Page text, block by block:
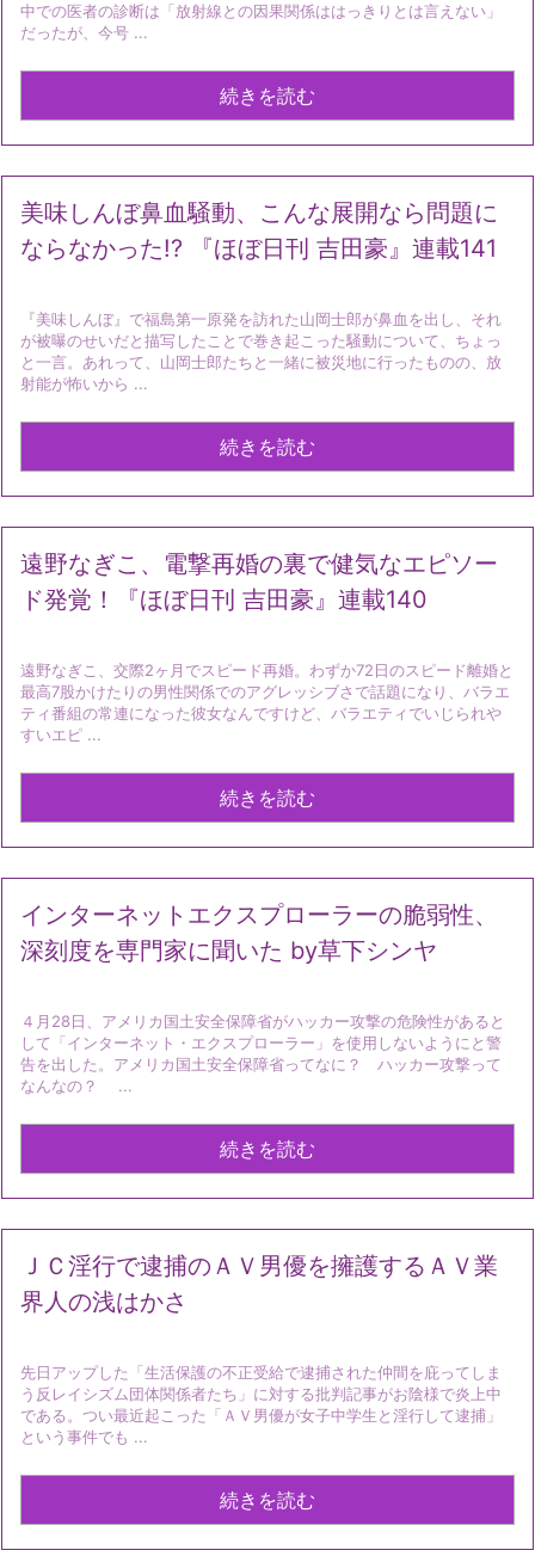
中での医者の診断は「放射線との因果関係ははっきりとは言えない」
だったが、今号 ...
続きを読む
美味しんぼ鼻血騒動、こんな展開なら問題に
ならなかった!? 『ほぼ日刊 吉田豪』連載141
『美味しんぼ』で福島第一原発を訪れた山岡士郎が鼻血を出し、それ
が被曝のせいだと描写したことで巻き起こった騒動について、ちょっ
と一言。あれって、山岡士郎たちと一緒に被災地に行ったものの、放
射能が怖いから ...
続きを読む
遠野なぎこ、電撃再婚の裏で健気なエピソー
ド発覚！『ほぼ日刊 吉田豪』連載140
遠野なぎこ、交際2ヶ月でスピード再婚。わずか72日のスピード離婚と
最高7股かけたりの男性関係でのアグレッシブさで話題になり、バラエ
ティ番組の常連になった彼女なんですけど、バラエティでいじられや
すいエピ ...
続きを読む
インターネットエクスプローラーの脆弱性、
深刻度を専門家に聞いた by草下シンヤ
４月28日、アメリカ国土安全保障省がハッカー攻撃の危険性があると
して「インターネット・エクスプローラー」を使用しないようにと警
告を出した。アメリカ国土安全保障省ってなに？ ハッカー攻撃って
なんなの？ ...
続きを読む
ＪＣ淫行で逮捕のＡＶ男優を擁護するＡＶ業
界人の浅はかさ
先日アップした「生活保護の不正受給で逮捕された仲間を庇ってしま
う反レイシズム団体関係者たち」に対する批判記事がお陰様で炎上中
である。つい最近起こった「ＡＶ男優が女子中学生と淫行して逮捕」
という事件でも ...
続きを読む